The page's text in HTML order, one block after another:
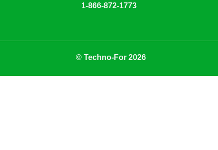
1-866-872-1773
© Techno-For 2026